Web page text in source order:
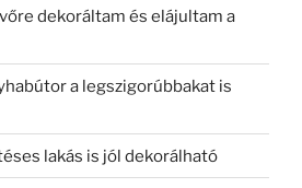
dekoráltam és elájultam a
a legszigorúbbakat is
lakás is jól dekorálható